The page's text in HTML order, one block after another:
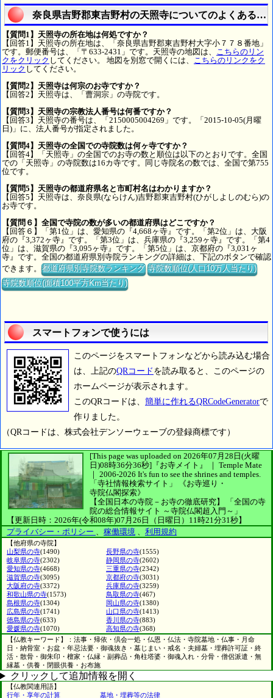
奈良県吉野郡東吉野村の天照寺についてのよくある質
【質問1】天照寺の所在地は何処ですか？
【回答1】天照寺の所在地は、「奈良県吉野郡東吉野村大字小７７８番地」
です。郵便番号は、「〒633-2431」です。天照寺の地図は、 こちらのリン
クをクリック してください。 地図を別窓で開くには、 こちらのリンクをク
リック してください。
【質問2】天照寺は何宗のお寺ですか？
【回答2】天照寺は、「曹洞宗」の寺院です。
【質問3】天照寺の宗教法人番号は何番ですか？
【回答3】天照寺の番号は、「2150005004269」です。「2015-10-05(月曜
日)」に、法人番号が指定されました。
【質問4】天照寺の全国での寺院数は何ヶ寺ですか？
【回答4】「天照寺」の全国でのお寺の数と順位は以下のとおりです。全国
での「天照寺」の寺院数は16カ寺です。同じ寺院名の数では、全国で第755
位です。
【質問5】天照寺の都道府県名と市町村名はわかりますか？
【回答5】天照寺は、奈良県(ならけん)吉野郡東吉野村(ひがしよしのむら)の
お寺です。
【質問６】全国で寺院の数が多いの都道府県はどこですか？
【回答６】「第1位」は、愛知県の『4,668ヶ寺』です。「第2位」は、大阪
府の『3,372ヶ寺』です。「第3位」は、兵庫県の『3,259ヶ寺』です。「第4
位」は、滋賀県の『3,095ヶ寺』です。「第5位」は、京都府の『3,031ヶ
寺』です。全国の都道府県別寺院ランキングの詳細は、下記のボタンで確認
できます。都道府県別寺院数ランキング 寺院数順位(人口10万人当たり)
寺院数順位(面積100平方Km当たり)
スマートフォンで使うには
このページをスマートフォンなどから読み込む場合
は、上記のQRコード を読み取ると、このページの
ホームページが表示されます。
このQRコードは、 簡単に作れるQRCodeGeneratorで
作りました。
（QRコードは、株式会社デンソーウェーブの登録商標です）
[This page was uploaded on 2026年07月28日(火曜
日)08時36分36秒] 『お寺メイト』 ｜ Temple Mate
｜ 2006-2026 It's fun to see the shrines and temples.
「寺社情報検索サイト」
《お寺巡り・
寺院仏閣探索》
【全国日本の寺院－お寺の徹底研究】
「全国の寺
院の総合情報サイト ～寺院仏閣超入門～」
【更新日時：2026年(令和08年)07月26日（日曜日）11時21分31秒】
プライバシー・ポリシー 、 稼働環境 、 利用規約
【他府県の寺院】
山梨県の寺(1490) 長野県の寺(1555)
岐阜県の寺(2302) 静岡県の寺(2602)
愛知県の寺(4668) 三重県の寺(2342)
滋賀県の寺(3095) 京都府の寺(3031)
大阪府の寺(3372) 兵庫県の寺(3259)
和歌山県の寺(1573) 鳥取県の寺(467)
島根県の寺(1304) 岡山県の寺(1380)
広島県の寺(1741) 山口県の寺(1413)
徳島県の寺(633) 香川県の寺(883)
愛媛県の寺(1070) 高知県の寺(368)
【仏教キーワード】：法事・帰依・倶会一処・仏恩・仏法・寺院墓地・仏事・月命
日・納骨室・お盆・年忌法要・御魂抜き・墓じまい・戒名・夫婦墓・埋葬許可証・終
活・散骨・御朱印・檀家・仏縁・副葬品・角柱塔婆・御魂入れ・分骨・僧侶派遣・無
縁墓・供養・閉眼供養・お布施
クリックして追加情報を開く
【仏教関連用語】
行年・享年の計算
墓地・埋葬等の法律